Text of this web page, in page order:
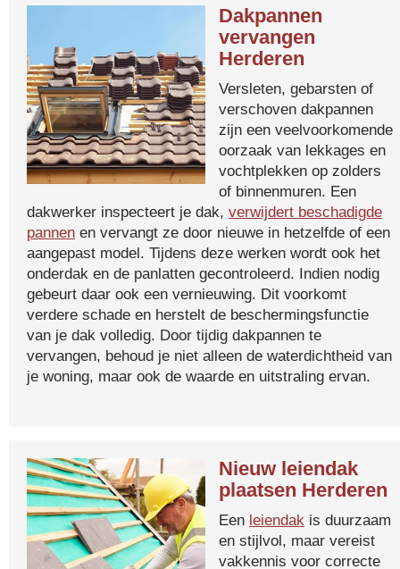
Dakpannen
vervangen
Herderen
Versleten, gebarsten of
verschoven dakpannen
zijn een veelvoorkomende
oorzaak van lekkages en
vochtplekken op zolders
of binnenmuren. Een
dakwerker inspecteert je dak, verwijdert beschadigde
pannen en vervangt ze door nieuwe in hetzelfde of een
aangepast model. Tijdens deze werken wordt ook het
onderdak en de panlatten gecontroleerd. Indien nodig
gebeurt daar ook een vernieuwing. Dit voorkomt
verdere schade en herstelt de beschermingsfunctie
van je dak volledig. Door tijdig dakpannen te
vervangen, behoud je niet alleen de waterdichtheid van
je woning, maar ook de waarde en uitstraling ervan.
Nieuw leiendak
plaatsen Herderen
Een leiendak is duurzaam
en stijlvol, maar vereist
vakkennis voor correcte